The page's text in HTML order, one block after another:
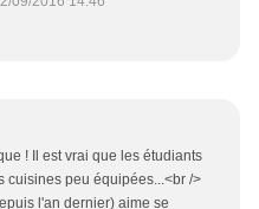
! Il est vrai que les étudiants
cuisines peu équipées...<br />
l'an dernier) aime se